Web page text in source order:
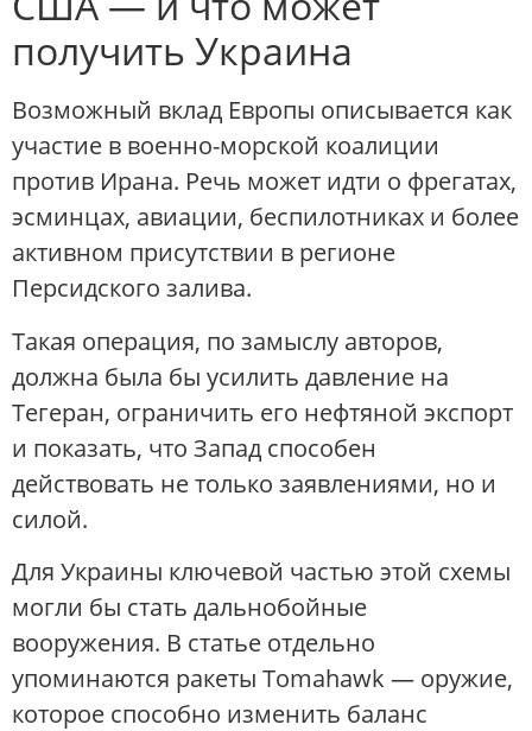
получить Украина
Возможный вклад Европы описывается как
участие в военно-морской коалиции
против Ирана. Речь может идти о фрегатах,
эсминцах, авиации, беспилотниках и более
активном присутствии в регионе
Персидского залива.
Такая операция, по замыслу авторов,
должна была бы усилить давление на
Тегеран, ограничить его нефтяной экспорт
и показать, что Запад способен
действовать не только заявлениями, но и
силой.
Для Украины ключевой частью этой схемы
могли бы стать дальнобойные
вооружения. В статье отдельно
упоминаются ракеты Tomahawk — оружие,
которое способно изменить баланс